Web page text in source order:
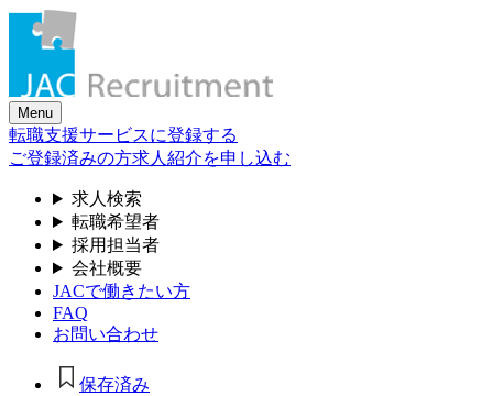
Skip
content
Menu
転職支援サービスに登録する
ご登録済みの方求人紹介を申し込む
求人検索
転職希望者
採用担当者
会社概要
JACで働きたい方
FAQ
お問い合わせ
保存済み